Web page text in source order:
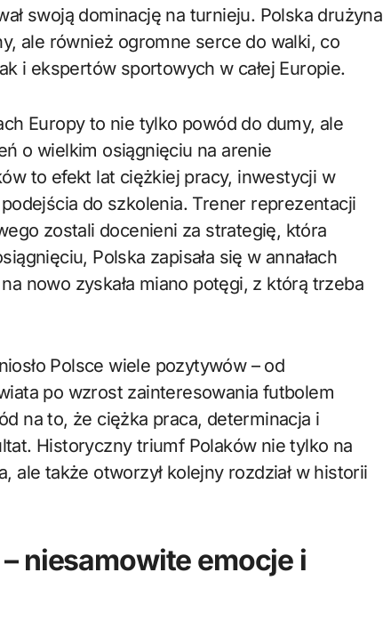
swoją dominację na turnieju. Polska drużyna
ale również ogromne serce do walki, co
i ekspertów sportowych w całej Europie.
Europy to nie tylko powód do dumy, ale
o wielkim osiągnięciu na arenie
to efekt lat ciężkiej pracy, inwestycji w
do szkolenia. Trener reprezentacji
zostali docenieni za strategię, która
Polska zapisała się w annałach
nowo zyskała miano potęgi, z którą trzeba
Polsce wiele pozytywów – od
po wzrost zainteresowania futbolem
na to, że ciężka praca, determinacja i
Historyczny triumf Polaków nie tylko na
ale także otworzył kolejny rozdział w historii
niesamowite emocje i